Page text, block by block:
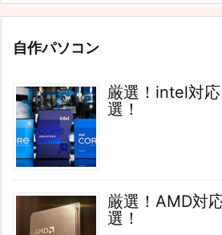
自作パソコン
厳選！intel対
選！
厳選！AMD対
選！